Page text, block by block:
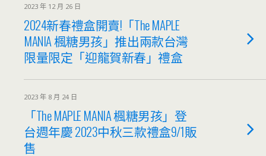
2023 年 12 月 26 日
2024新春禮盒開賣!「The MAPLE
MANIA 楓糖男孩」推出兩款台灣
限量限定「迎龍賀新春」禮盒
2023 年 8 月 24 日
「The MAPLE MANIA 楓糖男孩」登
台週年慶 2023中秋三款禮盒9/1販
售